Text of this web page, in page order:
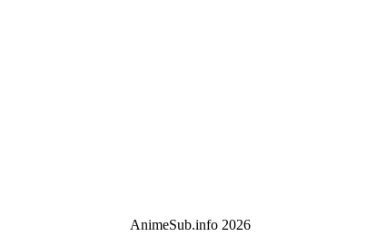
AnimeSub.info 2026